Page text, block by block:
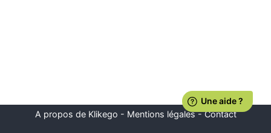
A propos de Klikego - Mentions légales-Contact